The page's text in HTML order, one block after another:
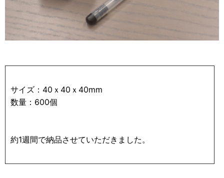
サイズ：40ｘ40ｘ40mm
数量：600個
約1週間で納品させていただきました。